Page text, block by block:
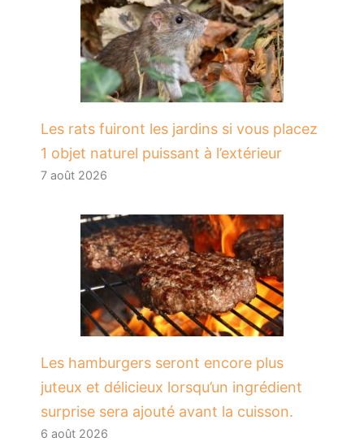
Les rats fuiront les jardins si vous placez
1 objet naturel puissant à l’extérieur
7 août 2026
Les hamburgers seront encore plus
juteux et délicieux lorsqu’un ingrédient
surprise sera ajouté avant la cuisson.
6 août 2026